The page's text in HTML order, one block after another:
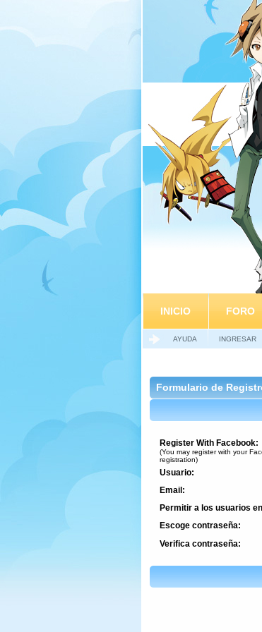
INICIO FORO
AYUDA INGRESAR
Formulario de
Register With Facebook:
(You may register with your
registration)
Usuario:
Email:
Permitir a los usuarios
Escoge contraseña:
Verifica contraseña: